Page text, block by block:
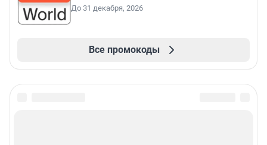
До 31 декабря, 2026
Все промокоды